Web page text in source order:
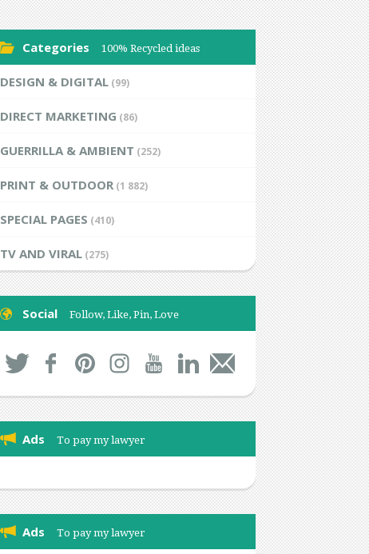
Categories 100% Recycled ideas
DESIGN & DIGITAL (99)
DIRECT MARKETING (86)
GUERRILLA & AMBIENT (252)
PRINT & OUTDOOR (1 882)
SPECIAL PAGES (410)
TV AND VIRAL (275)
Social Follow, Like, Pin, Love
Ads To pay my lawyer
Ads To pay my lawyer